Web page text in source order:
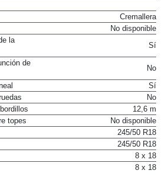
Cremallera
No disponible
la
Sí
de
No
Sí
No
12,6 m
topes
No disponible
245/50 R18
245/50 R18
8 x 18
8 x 18